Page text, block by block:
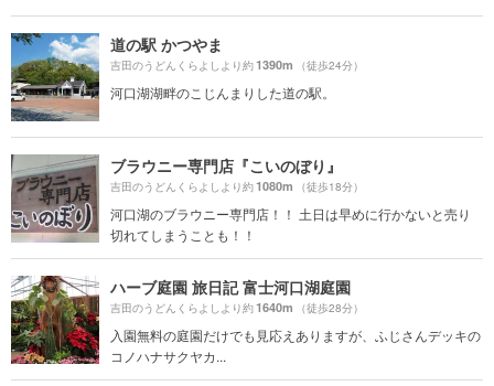
道の駅 かつやま
吉田のうどんくらよしより約1390m （徒歩24分）
河口湖湖畔のこじんまりした道の駅。
ブラウニー専門店『こいのぼり』
吉田のうどんくらよしより約1080m （徒歩18分）
河口湖のブラウニー専門店！！ 土日は早めに行かないと売り
切れてしまうことも！！
ハーブ庭園 旅日記 富士河口湖庭園
吉田のうどんくらよしより約1640m （徒歩28分）
入園無料の庭園だけでも見応えありますが、ふじさんデッキの
コノハナサクヤカ...